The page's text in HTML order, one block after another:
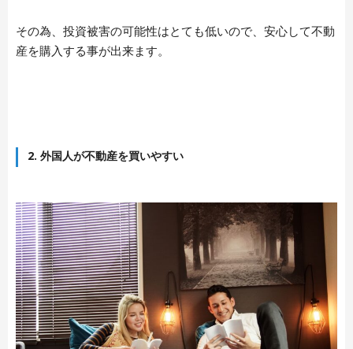
その為、投資被害の可能性はとても低いので、安心して不動
産を購入する事が出来ます。
2. 外国人が不動産を買いやすい